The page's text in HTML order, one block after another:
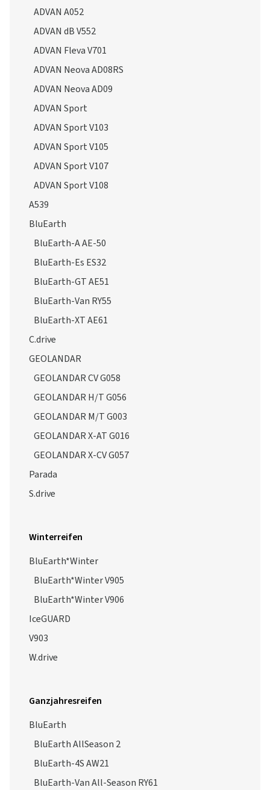
ADVAN A052
ADVAN dB V552
ADVAN Fleva V701
ADVAN Neova AD08RS
ADVAN Neova AD09
ADVAN Sport
ADVAN Sport V103
ADVAN Sport V105
ADVAN Sport V107
ADVAN Sport V108
A539
BluEarth
BluEarth-A AE-50
BluEarth-Es ES32
BluEarth-GT AE51
BluEarth-Van RY55
BluEarth-XT AE61
C.drive
GEOLANDAR
GEOLANDAR CV G058
GEOLANDAR H/T G056
GEOLANDAR M/T G003
GEOLANDAR X-AT G016
GEOLANDAR X-CV G057
Parada
S.drive
Winterreifen
BluEarth*Winter
BluEarth*Winter V905
BluEarth*Winter V906
IceGUARD
V903
W.drive
Ganzjahresreifen
BluEarth
BluEarth AllSeason 2
BluEarth-4S AW21
BluEarth-Van All-Season RY61